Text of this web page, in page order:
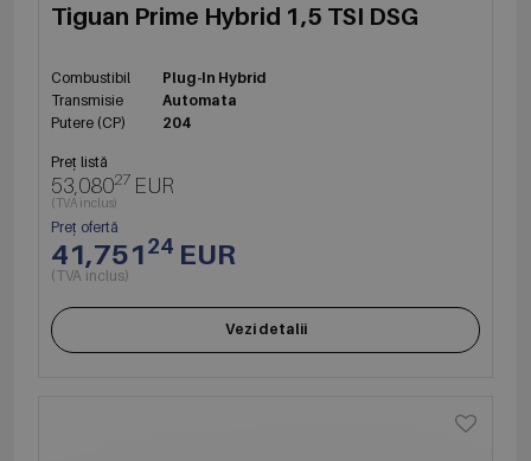
Tiguan Prime Hybrid 1,5 TSI DSG
Combustibil
Plug-In Hybrid
Transmisie
Automata
Putere (CP)
204
Preț listă
53,08027 EUR
(TVA inclus)
Preț ofertă
41,75124 EUR
(TVA inclus)
Vezi detalii